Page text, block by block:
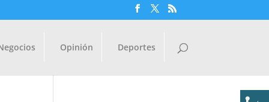
Opinión Deportes